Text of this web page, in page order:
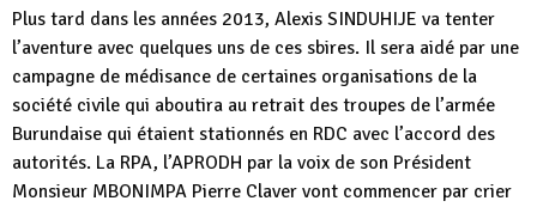
Plus tard dans les années 2013, Alexis SINDUHIJE va tenter
l’aventure avec quelques uns de ces sbires. Il sera aidé par une
campagne de médisance de certaines organisations de la
société civile qui aboutira au retrait des troupes de l’armée
Burundaise qui étaient stationnés en RDC avec l’accord des
autorités. La RPA, l’APRODH par la voix de son Président
Monsieur MBONIMPA Pierre Claver vont commencer par crier